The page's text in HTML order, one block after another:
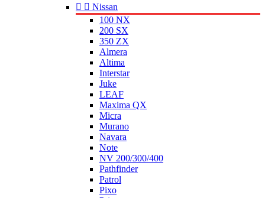
  Nissan
100 NX
200 SX
350 ZX
Almera
Altima
Interstar
Juke
LEAF
Maxima QX
Micra
Murano
Navara
Note
NV 200/300/400
Pathfinder
Patrol
Pixo